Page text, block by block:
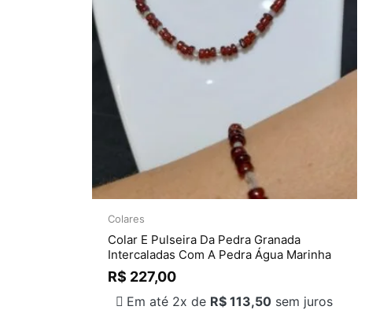
Colares
Colar E Pulseira Da Pedra Granada
Intercaladas Com A Pedra Água Marinha
R$ 227,00
Em até 2x de R$ 113,50 sem juros